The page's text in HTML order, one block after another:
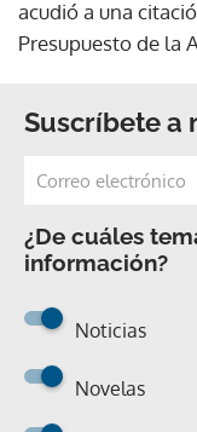
acudió a una
Presupuesto de la
Suscríbete a
¿De cuáles
información?
Noticias
Novelas